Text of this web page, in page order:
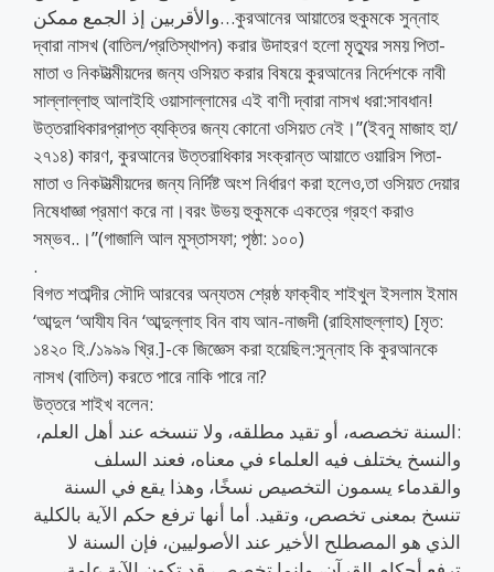
والأقربين إذ الجمع ممكن…কুরআনের আয়াতের হুকুমকে সুন্নাহ
দ্বারা নাসখ (বাতিল/প্রতিস্থাপন) করার উদাহরণ হলো মৃত্যুর সময় পিতা-
মাতা ও নিকটাত্মীয়দের জন্য ওসিয়ত করার বিষয়ে কুরআনের নির্দেশকে নাবী
সাল্লাল্লাহু আলাইহি ওয়াসাল্লামের এই বাণী দ্বারা নাসখ ধরা:সাবধান!
উত্তরাধিকারপ্রাপ্ত ব্যক্তির জন্য কোনো ওসিয়ত নেই।”(ইবনু মাজাহ হা/
২৭১৪) কারণ, কুরআনের উত্তরাধিকার সংক্রান্ত আয়াতে ওয়ারিস পিতা-
মাতা ও নিকটাত্মীয়দের জন্য নির্দিষ্ট অংশ নির্ধারণ করা হলেও,তা ওসিয়ত দেয়ার
নিষেধাজ্ঞা প্রমাণ করে না।বরং উভয় হুকুমকে একত্রে গ্রহণ করাও
সম্ভব..।”(গাজালি আল মুস্তাসফা; পৃষ্ঠা: ১০০)
.
বিগত শতাব্দীর সৌদি আরবের অন্যতম শ্রেষ্ঠ ফাক্বীহ শাইখুল ইসলাম ইমাম
‘আব্দুল ‘আযীয বিন ‘আব্দুল্লাহ বিন বায আন-নাজদী (রাহিমাহুল্লাহ) [মৃত:
১৪২০ হি./১৯৯৯ খ্রি.]-কে জিজ্ঞেস করা হয়েছিল:সুন্নাহ কি কুরআনকে
নাসখ (বাতিল) করতে পারে নাকি পারে না?
উত্তরে শাইখ বলেন:
:السنة تخصصه، أو تقيد مطلقه، ولا تنسخه عند أهل العلم،
والنسخ يختلف فيه العلماء في معناه، فعند السلف
والقدماء يسمون التخصيص نسخًا، وهذا يقع في السنة
تنسخ بمعنى تخصص، وتقيد. أما أنها ترفع حكم الآية بالكلية
الذي هو المصطلح الأخير عند الأصوليين، فإن السنة لا